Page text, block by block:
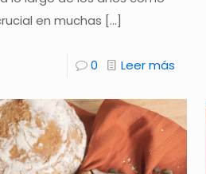
en muchas […]
0 Leer más